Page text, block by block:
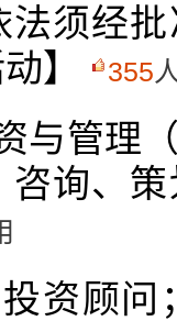
法须经
】
355
与管理
咨询、
资顾问